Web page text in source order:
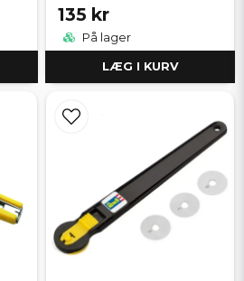
135 kr
På lager
LÆG I KURV